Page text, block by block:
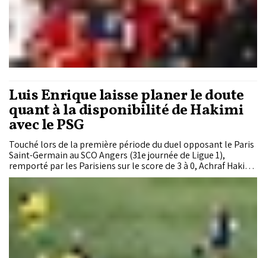
Luis Enrique laisse planer le doute
quant à la disponibilité de Hakimi
avec le PSG
Touché lors de la première période du duel opposant le Paris
Saint-Germain au SCO Angers (31e journée de Ligue 1),
remporté par les Parisiens sur le score de 3 à 0, Achraf Hakimi
a quitté la pelouse à la mi-temps, suscitant ainsi des
inquiétudes à trois jours d’un rendez-vous crucial face au
Bayern Munich, en demi-finale de la Ligue des champions de
l’UEFA. En conférence de presse d’après-match, Luis Enrique a
refusé de livrer des précisions sur l’état de santé de son
arrière droit, préférant ne pas fournir d’indices à son
prochain adversaire, qualifié de «meilleure équipe d’Europe»
par le technicien espagnol.